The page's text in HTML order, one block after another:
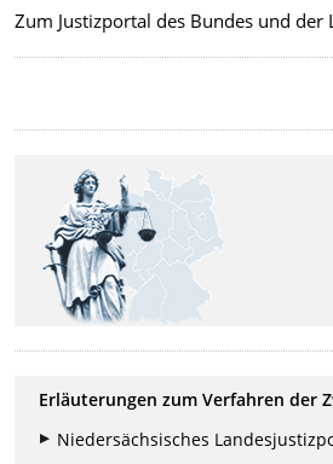
Zum Justizportal des Bundes und der
Erläuterungen zum Verfahrender
Niedersächsisches